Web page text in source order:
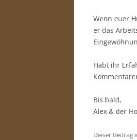
Wenn euer
er das
Habt ihr
Bis bald,
Alex & der
Dieser Beitrag